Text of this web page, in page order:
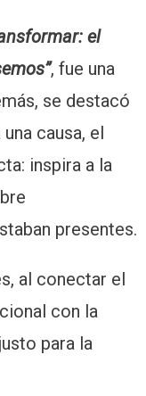
el
, fue una
se destacó
causa, el
inspira a la
presentes.
al conectar el
con la
para la